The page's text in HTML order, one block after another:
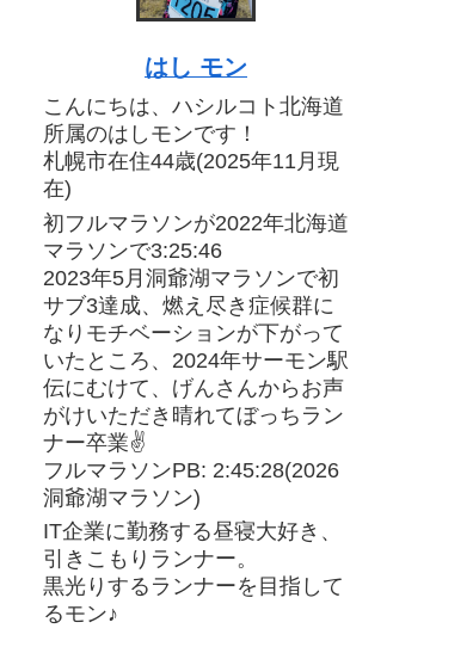
はし モン
こんにちは、ハシルコト北海道
所属のはしモンです！
札幌市在住44歳(2025年11月現
在)
初フルマラソンが2022年北海道
マラソンで3:25:46
2023年5月洞爺湖マラソンで初
サブ3達成、燃え尽き症候群に
なりモチベーションが下がって
いたところ、2024年サーモン駅
伝にむけて、げんさんからお声
がけいただき晴れてぼっちラン
ナー卒業✌
フルマラソンPB: 2:45:28(2026
洞爺湖マラソン)
IT企業に勤務する昼寝大好き、
引きこもりランナー。
黒光りするランナーを目指して
るモン♪